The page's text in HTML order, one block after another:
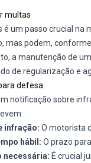
multas
um passo crucial na
mas podem,
a manutenção de
de regularização e
defesa
notificação sobre
infração: O motorista
hábil: O prazo
necessária: É crucial